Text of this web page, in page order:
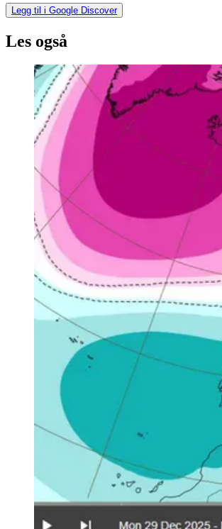
Legg til i Google Discover
Les også